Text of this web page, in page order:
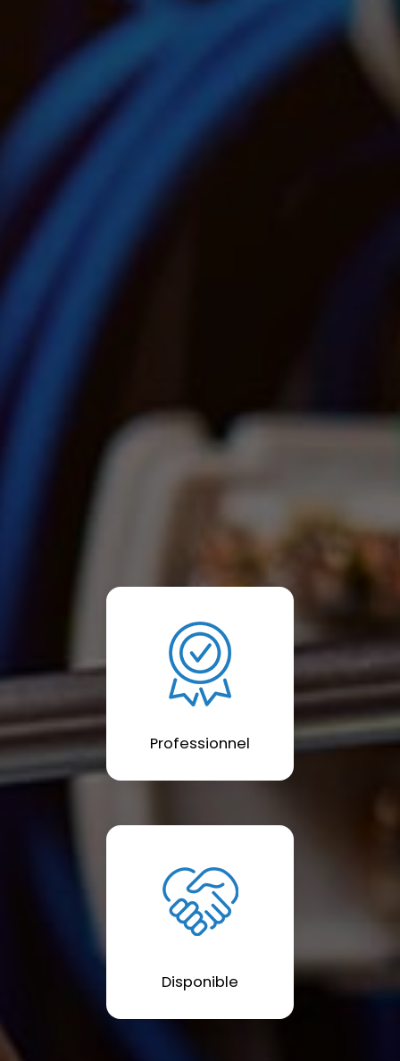
Professionnel
Disponible